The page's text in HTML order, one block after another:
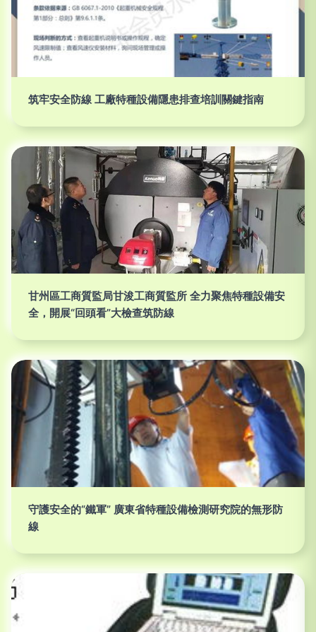
筑牢安全防線 工廠特種設備隱患排查培訓關鍵指南
甘州區工商質監局甘浚工商質監所 全力聚焦特種設備安
全，開展“回頭看”大檢查筑防線
守護安全的“鐵軍” 廣東省特種設備檢測研究院的無形防
線